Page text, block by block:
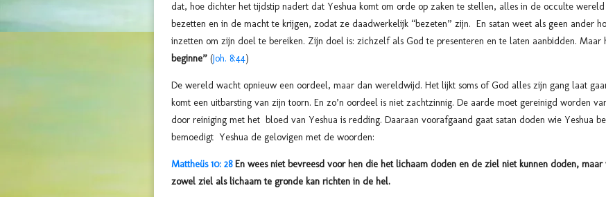
dat, hoe dichter het tijdstip nadert dat Yeshua komt om orde op zaken te stellen, alles in de occulte
bezetten en in de macht te krijgen, zodat ze daadwerkelijk “bezeten” zijn. En satan weet als geen ander
inzetten om zijn doel te bereiken. Zijn doel is: zichzelf als God te presenteren en te laten aanbidden. Maar
beginne” (Joh. 8:44)
De wereld wacht opnieuw een oordeel, maar dan wereldwijd. Het lijkt soms of God alles zijn gang laat
komt een uitbarsting van zijn toorn. En zo’n oordeel is niet zachtzinnig. De aarde moet gereinigd worden
door reiniging met het bloed van Yeshua is redding. Daaraan voorafgaand gaat satan doden wie Yeshua
bemoedigt Yeshua de gelovigen met de woorden:
Mattheüs 10: 28 En wees niet bevreesd voor hen die het lichaam doden en de ziel niet kunnen doden,
zowel ziel als lichaam te gronde kan richten in de hel.